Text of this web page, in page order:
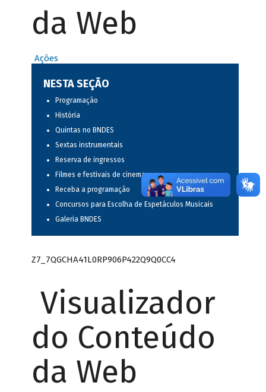
da Web
Ações
NESTA SEÇÃO
Programação
História
Quintas no BNDES
Sextas instrumentais
Reserva de ingressos
Filmes e festivais de cinema
Receba a programação
Concursos para Escolha de Espetáculos Musicais
Galeria BNDES
Z7_7QGCHA41L0RP906P422Q9Q0CC4
Visualizador
do Conteúdo
da Web